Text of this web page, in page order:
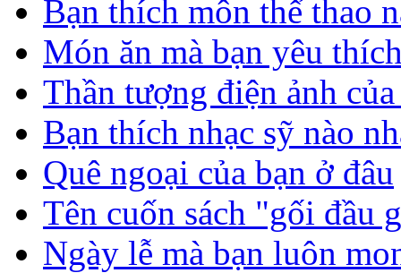
Bạn thích môn thể thao
Món ăn mà bạn yêu
Thần tượng điện ảnh
Bạn thích nhạc sỹ nào
Quê ngoại của bạn ở đâu
Tên cuốn sách "gối đầu
Ngày lễ mà bạn luôn